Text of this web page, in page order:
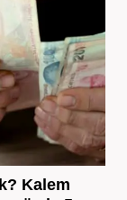
Kalem